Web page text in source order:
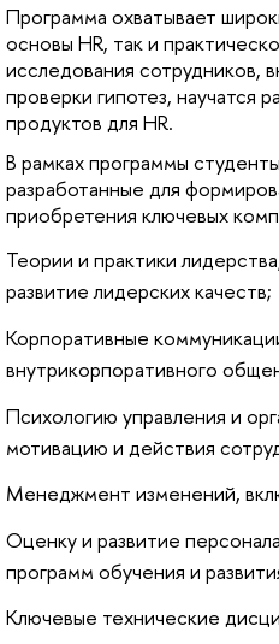
Программа охватывает
основы HR, так и
исследования сотрудников,
проверки гипотез, научатся
продуктов для HR.
В рамках программы
разработанные для
приобретения ключевых
Теории и практики
развитие лидерских качеств;
Корпоративные
внутрикорпоративного
Психологию управления и
мотивацию и действия
Менеджмент изменений,
Оценку и развитие
программ обучения и
Ключевые технические